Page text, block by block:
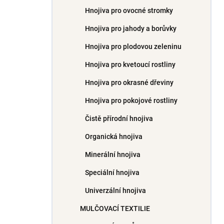
Hnojiva pro ovocné stromky
Hnojiva pro jahody a borůvky
Hnojiva pro plodovou zeleninu
Hnojiva pro kvetoucí rostliny
Hnojiva pro okrasné dřeviny
Hnojiva pro pokojové rostliny
Čistě přírodní hnojiva
Organická hnojiva
Minerální hnojiva
Speciální hnojiva
Univerzální hnojiva
MULČOVACÍ TEXTILIE